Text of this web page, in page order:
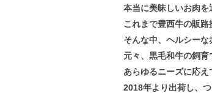
本当に美昧しいお肉を
これまで豊西牛の販路
そんな中、ヘルシーな
元々、黒毛和牛の飼育
あらゆるニーズに応え
2018年より出荷し、